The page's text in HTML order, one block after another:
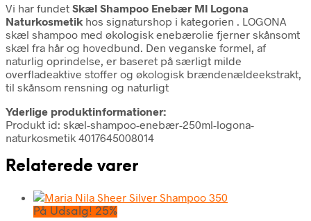
Vi har fundet Skæl Shampoo Enebær Ml Logona
Naturkosmetik hos signaturshop i kategorien . LOGONA
skæl shampoo med økologisk enebærolie fjerner skånsomt
skæl fra hår og hovedbund. Den veganske formel, af
naturlig oprindelse, er baseret på særligt milde
overfladeaktive stoffer og økologisk brændenældeekstrakt,
til skånsom rensning og naturligt
Yderlige produktinformationer:
Produkt id: skæl-shampoo-enebær-250ml-logona-
naturkosmetik 4017645008014
Relaterede varer
På Udsalg! 25%